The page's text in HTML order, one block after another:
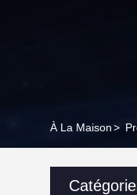
À La Maison>